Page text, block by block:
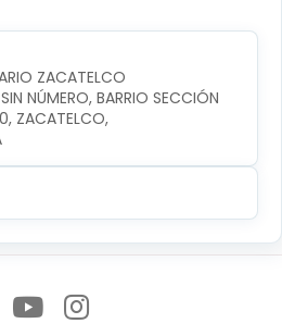
ZACATELCO
NÚMERO, BARRIO SECCIÓN
ZACATELCO,